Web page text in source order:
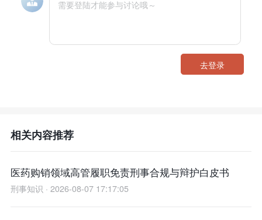
去登录
相关内容推荐
医药购销领域高管履职免责刑事合规与辩护白皮书
刑事知识 · 2026-08-07 17:17:05